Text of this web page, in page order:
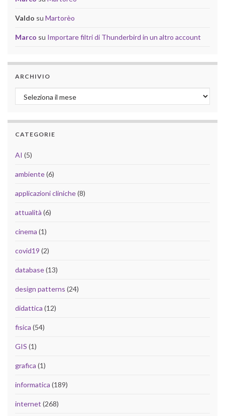
Valdo su Martorèo
Marco su Importare filtri di Thunderbird in un altro account
ARCHIVIO
Archivio
CATEGORIE
AI (5)
ambiente(6)
applicazioni cliniche(8)
attualità (6)
cinema (1)
covid19 (2)
database(13)
design patterns (24)
didattica (12)
fisica (54)
GIS (1)
grafica (1)
informatica (189)
internet (268)